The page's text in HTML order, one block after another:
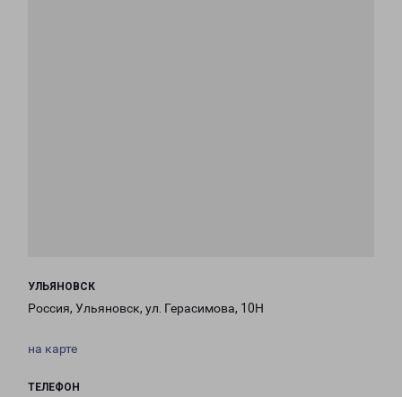
УЛЬЯНОВСК
Россия, Ульяновск, ул. Герасимова, 10Н
на карте
ТЕЛЕФОН